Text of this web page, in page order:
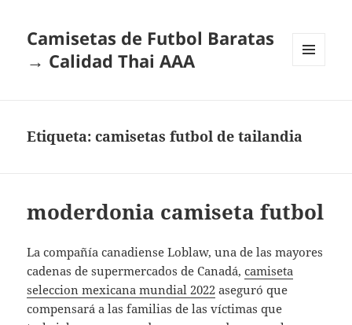
Camisetas de Futbol Baratas
→ Calidad Thai AAA
Etiqueta:camisetas futbol de tailandia
moderdonia camiseta futbol
La compañía canadiense Loblaw, una de las mayores
cadenas de supermercados de Canadá,camiseta
seleccion mexicana mundial 2022 aseguró que
compensará a las familias de las víctimas que